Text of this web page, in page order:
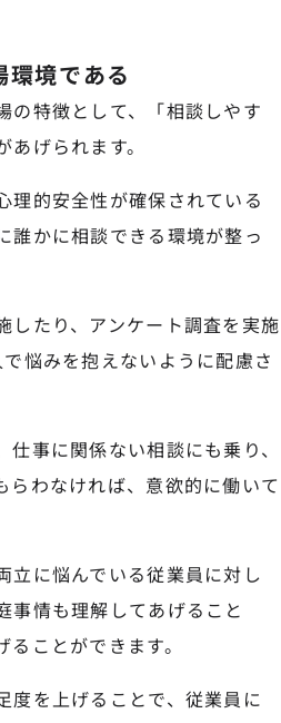
境である
の特徴として、「相談しやす
げられます。
理的安全性が確保されている
誰かに相談できる環境が整っ
したり、アンケート調査を実施
悩みを抱えないように配慮さ
事に関係ない相談にも乗り、
らわなければ、意欲的に働いて
立に悩んでいる従業員に対し
事情も理解してあげること
ことができます。
度を上げることで、従業員に